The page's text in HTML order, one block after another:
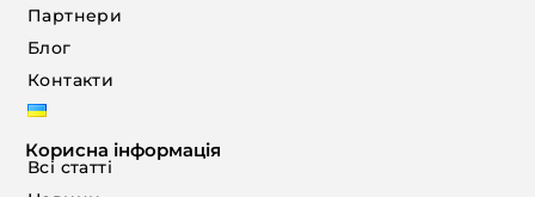
Партнери
Блог
Контакти
Корисна інформація
Всі статті